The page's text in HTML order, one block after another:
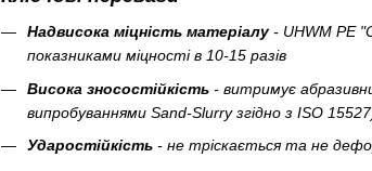
Надвисока міцність матеріалу- UHWM PE
показниками міцності в 10-15 разів
Висока зносостійкість - витримує
випробуваннями Sand-Slurry згідно з ISO
Ударостійкість - не тріскається та не